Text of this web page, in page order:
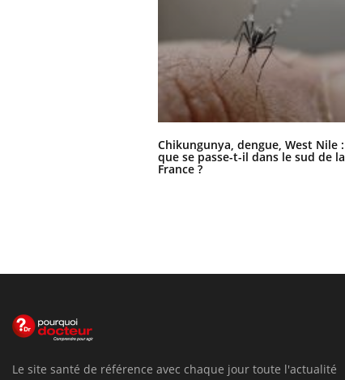
Chikungunya, dengue, West Nile :
que se passe-t-il dans le sud de la
France ?
Le site santé de référence avec chaque jour toute l'actualité